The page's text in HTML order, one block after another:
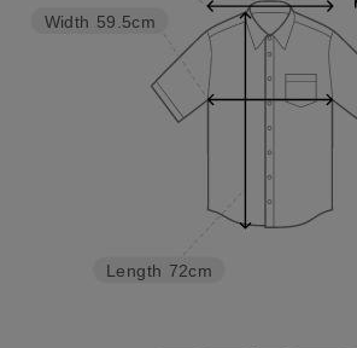
Length 72cm
Width 59.5cm